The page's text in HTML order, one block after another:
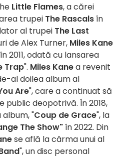
Little Flames, a cărei
trupei The Rascalsîn
al trupei The Last
de Alex Turner, Miles Kane
2011, odată cu lansarea
Trap". Miles Kanea revenit
al doilea album al
Are", care a continuat să
public deopotrivă. În 2018,
"Coup de Grace", la
The Show"în 2022. Din
se află la cârma unui al
", un disc personal